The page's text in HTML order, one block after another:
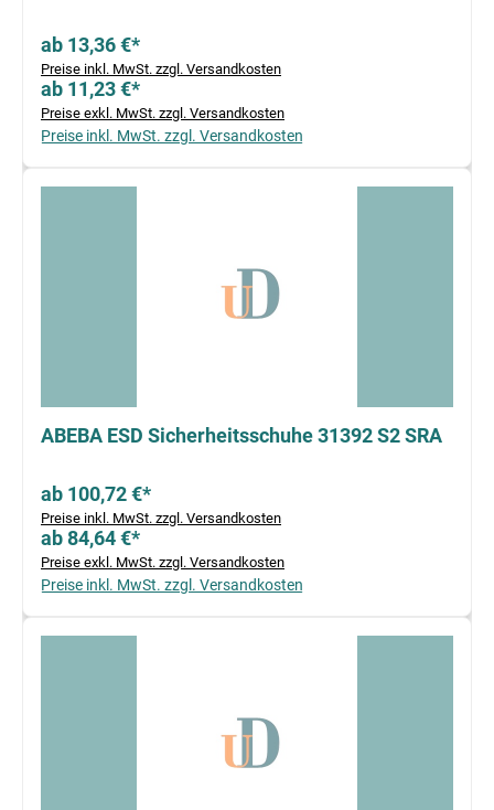
ab 13,36 €*
Preise inkl. MwSt. zzgl. Versandkosten
ab 11,23 €*
Preise exkl. MwSt. zzgl. Versandkosten
Preise inkl. MwSt. zzgl. Versandkosten
ABEBA ESD Sicherheitsschuhe 31392 S2 SRA
ab 100,72 €*
Preise inkl. MwSt. zzgl. Versandkosten
ab 84,64 €*
Preise exkl. MwSt. zzgl. Versandkosten
Preise inkl. MwSt. zzgl. Versandkosten